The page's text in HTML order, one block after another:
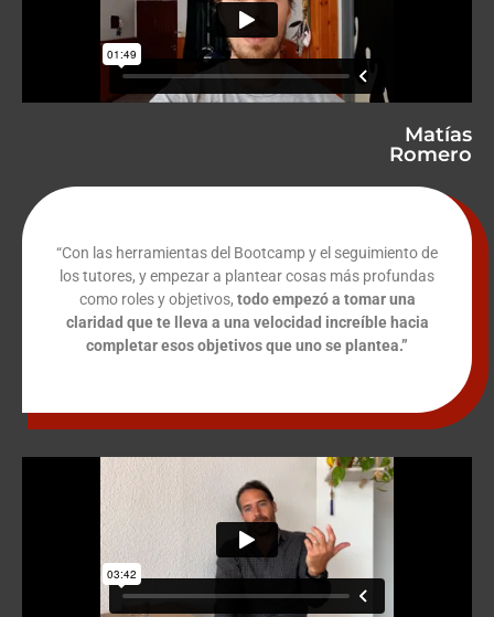
Matías
Romero
“Con las herramientas del Bootcamp y el seguimiento de
los tutores, y empezar a plantear cosas más profundas
como roles y objetivos, todo empezó a tomar una
claridad que te lleva a una velocidad increíble hacia
completar esos objetivos que uno se plantea.”